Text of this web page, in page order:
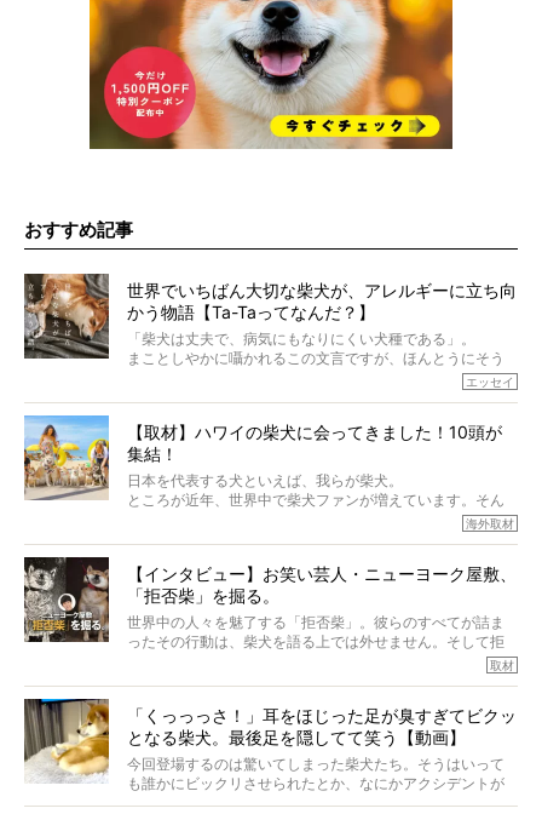
おすすめ記事
世界でいちばん大切な柴犬が、アレルギーに立ち向
かう物語【Ta-Taってなんだ？】
「柴犬は丈夫で、病気にもなりにくい犬種である」。
まことしやかに囁かれるこの文言ですが、ほんとうにそう
でも、いざそれぞれの個体を見ていくと、丈夫で病気にも
なりにくい、とは言えないような気もするのです。
実際に「病気にならない」などということはないし、飼い
主はそのためにやるべきことがある。
今回は、柴犬に関わる方たちすべてに読んで欲しい、ある
語でした。
※画像はすべてイメージです
※この記事は個人の感想であり、効果・効能を示すものではありません
エッセイ
【取材】ハワイの柴犬に会ってきました！10頭が
集結！
日本を代表する犬といえば、我らが柴犬。
ところが近年、世界中で柴犬ファンが増えています。そん
な中「柴犬ライフ」が目をつけたのは、南の楽園ハワイ。
そんな噂を聞きつけ、今回はハワイの柴犬たちを取材して
きました！
海外取材
【インタビュー】お笑い芸人・ニューヨーク屋敷、
「拒否柴」を掘る。
世界中の人々を魅了する「拒否柴」。彼らのすべてが詰ま
ったその行動は、柴犬を語る上では外せません。そして拒
否柴がここまで話題になるのは、“映える”ことも理由のひと
がるのでしょうか。
最近版画製作を始めた、お笑いコンビ「ニューヨーク」の
屋敷裕政さんに、拒否柴を掘っていただきました！ イン
タビューと合わせてご覧ください。
取材
「くっっっさ！」耳をほじった足が臭すぎてビクッ
となる柴犬。最後足を隠してて笑う【動画】
今回登場するのは驚いてしまった柴犬たち。そうはいって
も誰かにビックリさせられたとか、なにかアクシデントが
起きたとか、そういうことが原因ではありません。全ての